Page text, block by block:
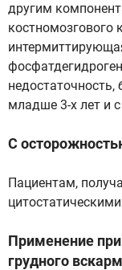
другим
костномозгового
недостаточность,
младше 3-х лет и
С
Пациентам,
Применение
грудного